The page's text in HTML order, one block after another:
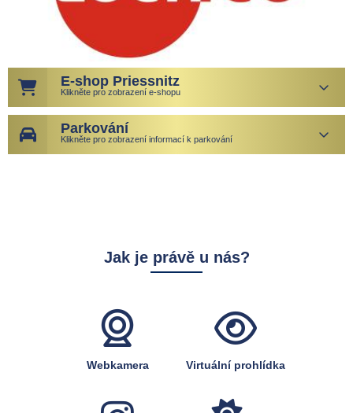
E-shop Priessnitz
Klikněte pro zobrazení e-shopu
Parkování
Klikněte pro zobrazení informací k parkování
Jak je právě u nás?
Webkamera Virtuální prohlídka